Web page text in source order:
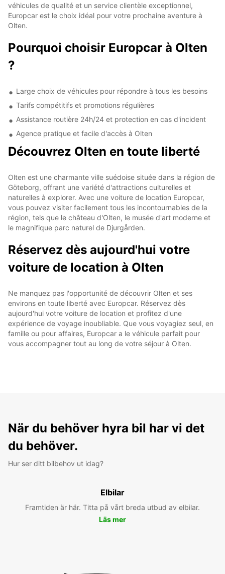
véhicules de qualité et un service clientèle exceptionnel,
Europcar est le choix idéal pour votre prochaine aventure à
Olten.
Pourquoi choisir Europcar à Olten
?
Large choix de véhicules pour répondre à tous les besoins
Tarifs compétitifs et promotions régulières
Assistance routière 24h/24 et protection en cas d'incident
Agence pratique et facile d'accès à Olten
Découvrez Olten en toute liberté
Olten est une charmante ville suédoise située dans la région de
Göteborg, offrant une variété d'attractions culturelles et
naturelles à explorer. Avec une voiture de location Europcar,
vous pouvez visiter facilement tous les incontournables de la
région, tels que le château d'Olten, le musée d'art moderne et
le magnifique parc naturel de Djurgården.
Réservez dès aujourd'hui votre
voiture de location à Olten
Ne manquez pas l'opportunité de découvrir Olten et ses
environs en toute liberté avec Europcar. Réservez dès
aujourd'hui votre voiture de location et profitez d'une
expérience de voyage inoubliable. Que vous voyagiez seul, en
famille ou pour affaires, Europcar a le véhicule parfait pour
vous accompagner tout au long de votre séjour à Olten.
När du behöver hyra bil har vi det
du behöver.
Hur ser ditt bilbehov ut idag?
Elbilar
Framtiden är här. Titta på vårt breda utbud av elbilar.
Läs mer